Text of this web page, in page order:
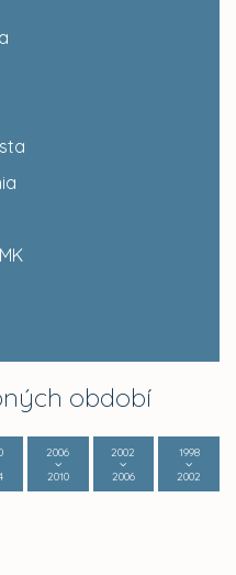
období
2006
2010
2002
2006
1998
2002